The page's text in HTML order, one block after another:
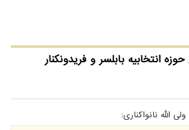
انتخابیه بابلسر و فریدونکنار
الله نانواکناری: